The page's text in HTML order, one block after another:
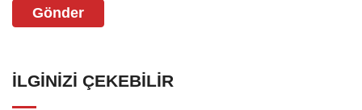
Gönder
İLGINIZI ÇEKEBILIR